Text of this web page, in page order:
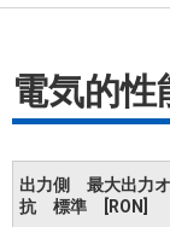
電気的性
出力側 最大出力
抗 標準 [RON]